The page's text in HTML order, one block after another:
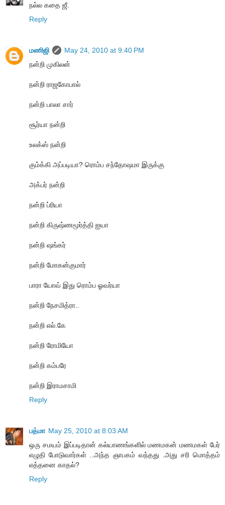
நல்ல கதை ஜீ.
Reply
மணிஜி
May 24, 2010 at 9:40 PM
நன்றி முகிலன்
நன்றி ராஜகோபால்
நன்றி பாலா சார்
சூர்யா நன்றி
உலக்ஸ் நன்றி
கும்க்கி அப்படியா? ரொம்ப சந்தோஷமா இருக்கு
அக்பர் நன்றி
நன்றி ப்ரியா
நன்றி கிருஷ்ணமூர்த்தி ஐயா
நன்றி ஷங்கர்
நன்றி மோகன்குமார்
பாரா யோவ் இது ரொம்ப ஓவர்யா
நன்றி நேசமித்ரா..
நன்றி எல்.கே
நன்றி ரோமியோ
நன்றி கம்பரே
நன்றி இராமசாமி
Reply
பத்மா May 25, 2010 at 8:03 AM
ஒரு சமயம் இப்படிதான் கல்யாணங்களில் மணமகன் மணமகள் பேர்
எழுதி போடுவார்கள் ..அந்த ஞாபகம் வந்தது .அது சரி மொத்தம்
எத்தனை காதல்?
Reply